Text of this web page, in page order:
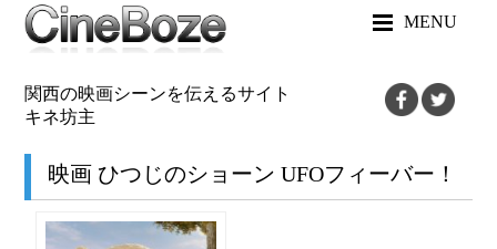
MENU
関西の映画シーンを伝えるサイト
キネ坊主
映画 ひつじのショーン UFOフィーバー！